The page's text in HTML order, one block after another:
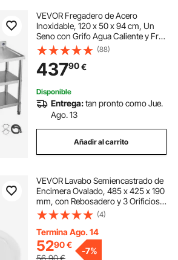
VEVOR Fregadero de Acero
Inoxidable, 120 x 50 x 94 cm, Un
Seno con Grifo Agua Caliente y Fría
y 2 Compartimentos de
Almacenamiento, para Garaje o
Restaurante, Lavabo Exterior con
Encimera Derecha
(88)
43790€
Disponible
Entrega:tan pronto como Jue.
Ago. 13
Añadir al carrito
VEVOR Lavabo Semiencastrado de
Encimera Ovalado, 485 x 425 x 190
mm, con Rebosadero y 3 Orificios
para Grifo, Moderno Lavabo
Empotrado para Cocina y Baño,
con Protección Antiamarilleo,
Blanco
(4)
Termina Ago. 14
5290€
-7%